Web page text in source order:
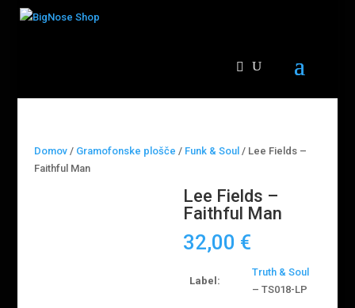
Domov/ Gramofonske plošče / Funk & Soul / Lee Fields –
Faithful Man
Lee Fields –
Faithful Man
32,00 €
Label:
Truth & Soul
– TS018-LP